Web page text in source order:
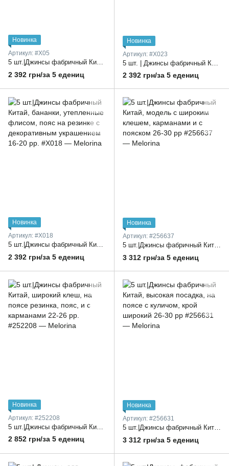
Новинка
Артикул: #X05
5 шт.|Джинсы фабричный Китай, клеш, утепленные флисом, пояс на резинке с ремешком 16-20 гг.
2 392 грн/за 5 едениц
Новинка
Артикул: #X023
2 392 грн/за 5 едениц
Новинка
Артикул: #X018
5 шт.|Джинсы фабричный Китай, бананки, утепленные флисом, пояс на резинке с декоративным украшением 16-20 рр.
2 392 грн/за 5 едениц
Новинка
Артикул: #256637
5 шт.|Джинсы фабричный Китай, модель с широким клешем, карманами и с пояском 26-30 рр
3 312 грн/за 5 едениц
Новинка
Артикул: #252208
2 852 грн/за 5 едениц
Новинка
Артикул: #256631
3 312 грн/за 5 едениц